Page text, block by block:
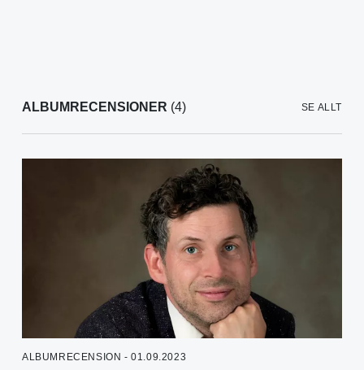
ALBUMRECENSIONER (4) SE ALLT
ALBUMRECENSION - 01.09.2023